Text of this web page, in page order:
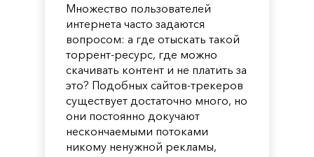
Множество пользователей
интернета часто задаются
вопросом: а где отыскать такой
торрент-ресурс, где можно
скачивать контент и не платить за
это? Подобных сайтов-трекеров
существует достаточно много, но
они постоянно докучают
нескончаемыми потоками
никому ненужной рекламы,